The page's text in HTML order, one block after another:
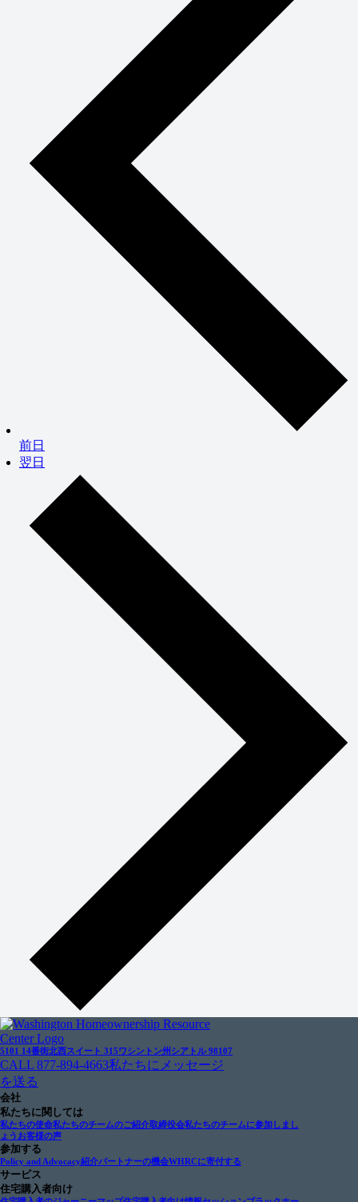
前日
翌日
5101 14番街北西スイート 315ワシントン州シアトル 98107
CALL 877-894-4663私たちにメッセージ
を送る
会社
私たちに関しては
私たちの使命私たちのチームのご紹介取締役会私たちのチームに参加しまし
ょう お客様の声
参加する
Policy and Advocacy紹介パートナーの機会WHRCに寄付する
サービス
住宅購入者向け